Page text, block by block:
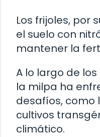
Los frijoles, por
el suelo con
mantener la
A lo largo de
la milpa ha
desafíos, como
cultivos
climático.